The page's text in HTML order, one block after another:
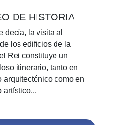
DE HISTORIA
decía, la visita al
los edificios de la
Rei constituye un
itinerario, tanto en
arquitectónico como en
artístico...